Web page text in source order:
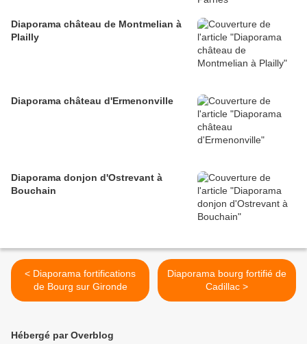
Diaporama château de Montmelian à
Plailly
Diaporama château d'Ermenonville
Diaporama donjon d'Ostrevant à
Bouchain
< Diaporama fortifications
de Bourg sur Gironde
Diaporama bourg fortifié de
Cadillac >
Hébergé par Overblog